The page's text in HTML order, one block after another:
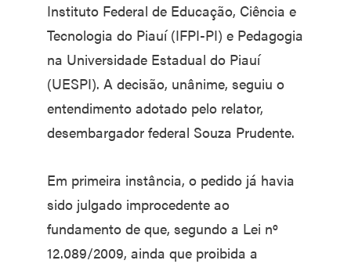
Instituto Federal de Educação, Ciência e
Tecnologia do Piauí (IFPI-PI) e Pedagogia
na Universidade Estadual do Piauí
(UESPI). A decisão, unânime, seguiu o
entendimento adotado pelo relator,
desembargador federal Souza Prudente.
Em primeira instância, o pedido já havia
sido julgado improcedente ao
fundamento de que, segundo a Lei nº
12.089/2009, ainda que proibida a